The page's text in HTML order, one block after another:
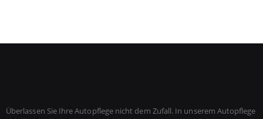
Überlassen Sie Ihre Autopflege nicht dem Zufall. In unserem Autopflege